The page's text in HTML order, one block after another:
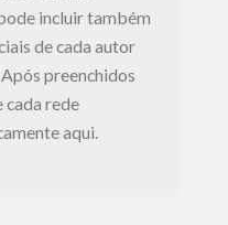
incluir também
de cada autor
preenchidos
cada rede
aqui.